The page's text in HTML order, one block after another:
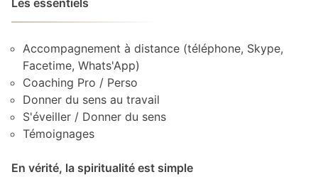
Les essentiels
Accompagnement à distance (téléphone, Skype,
Facetime, Whats'App)
Coaching Pro / Perso
Donner du sens au travail
S'éveiller / Donner du sens
Témoignages
En vérité, la spiritualité est simple